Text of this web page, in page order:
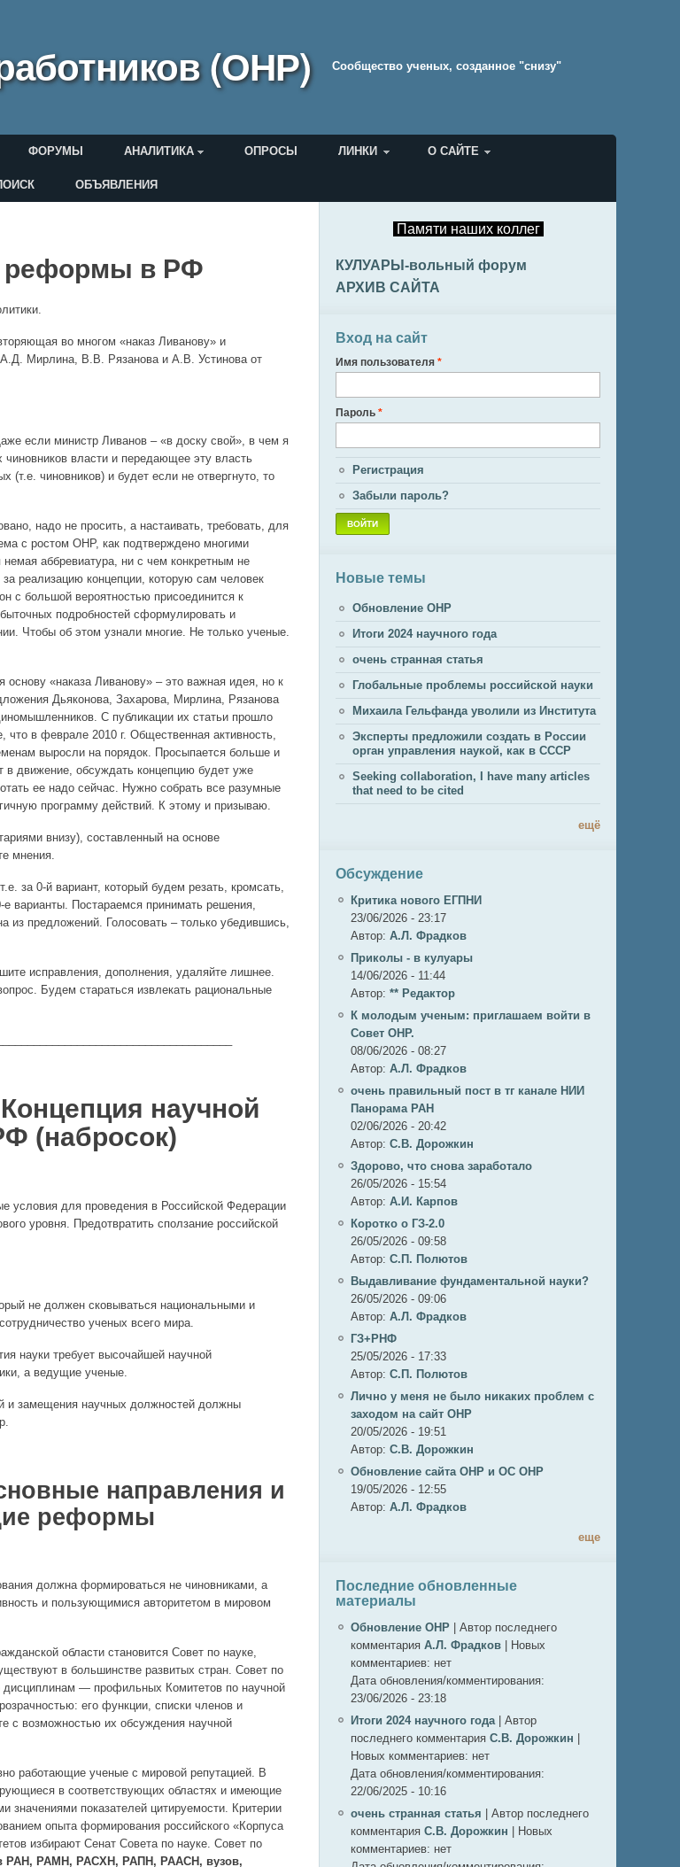
(ОНР) Cообщество ученых, созданное "снизу"
ФОРУМЫ АНАЛИТИКА ОПРОСЫ ЛИНКИ О САЙТЕ
ОБЪЯВЛЕНИЯ
реформы в РФ
во многом «наказ Ливанову» и
Мирлина, В.В. Рязанова и А.В. Устинова от
если министр Ливанов – «в доску свой», в чем я
власти и передающее эту власть
(т.е. чиновников) и будет если не отвергнуто, то
надо не просить, а настаивать, требовать, для
с ростом ОНР, как подтверждено многими
аббревиатура, ни с чем конкретным не
реализацию концепции, которую сам человек
с большой вероятностью присоединится к
подробностей сформулировать и
Чтобы об этом узнали многие. Не только ученые.
«наказа Ливанову» – это важная идея, но к
Дьяконова, Захарова, Мирлина, Рязанова
С публикации их статьи прошло
в феврале 2010 г. Общественная активность,
выросли на порядок. Просыпается больше и
в движение, обсуждать концепцию будет уже
ее надо сейчас. Нужно собрать все разумные
программу действий. К этому и призываю.
внизу), составленный на основе
мнения.
за 0-й вариант, который будем резать, кромсать,
варианты. Постараемся принимать решения,
из предложений. Голосовать – только убедившись,
исправления, дополнения, удаляйте лишнее.
Будем стараться извлекать рациональные
научной
(набросок)
условия для проведения в Российской Федерации
уровня. Предотвратить сползание российской
не должен сковываться национальными и
ученых всего мира.
науки требует высочайшей научной
а ведущие ученые.
замещения научных должностей должны
и
реформы
должна формироваться не чиновниками, а
и пользующимися авторитетом в мировом
области становится Совет по науке,
в большинстве развитых стран. Совет по
дисциплинам — профильных Комитетов по научной
его функции, списки членов и
с возможностью их обсуждения научной
работающие ученые с мировой репутацией. В
в соответствующих областях и имеющие
показателей цитируемости. Критерии
опыта формирования российского «Корпуса
избирают Сенат Совета по науке. Совет по
РАН, РАМН, РАСХН, РАПН, РААСН, вузов,
Памяти наших коллег
КУЛУАРЫ-вольный форум
АРХИВ САЙТА
Вход на сайт
Имя пользователя *
Пароль *
Регистрация
Забыли пароль?
Новые темы
Обновление ОНР
Итоги 2024 научного года
очень странная статья
Глобальные проблемы российской науки
Михаила Гельфанда уволили из Института
Эксперты предложили создать в России
орган управления наукой, как в СССР
Seeking collaboration, I have many articles
that need to be cited
ещё
Обсуждение
Критика нового ЕГПНИ
23/06/2026 - 23:17
Автор: А.Л. Фрадков
Приколы - в кулуары
14/06/2026 - 11:44
Автор: ** Редактор
К молодым ученым: приглашаем войти в
Совет ОНР.
08/06/2026 - 08:27
Автор: А.Л. Фрадков
очень правильный пост в тг канале НИИ
Панорама РАН
02/06/2026 - 20:42
Автор: С.В. Дорожкин
Здорово, что снова заработало
26/05/2026 - 15:54
Автор: А.И. Карпов
Коротко о ГЗ-2.0
26/05/2026 - 09:58
Автор: C.П. Полютов
Выдавливание фундаментальной науки?
26/05/2026 - 09:06
Автор: А.Л. Фрадков
ГЗ+РНФ
25/05/2026 - 17:33
Автор: C.П. Полютов
Лично у меня не было никаких проблем с
заходом на сайт ОНР
20/05/2026 - 19:51
Автор: С.В. Дорожкин
Обновление сайта ОНР и ОС ОНР
19/05/2026 - 12:55
Автор: А.Л. Фрадков
еще
Последние обновленные
материалы
Обновление ОНР
Автор последнего
комментария А.Л. Фрадков
Новых
комментариев: нет
Дата обновления/комментирования:
23/06/2026 - 23:18
Итоги 2024 научного года
Автор
последнего комментария С.В. Дорожкин
Новых комментариев: нет
Дата обновления/комментирования:
22/06/2025 - 10:16
очень странная статья
Автор последнего
комментария С.В. Дорожкин
Новых
комментариев: нет